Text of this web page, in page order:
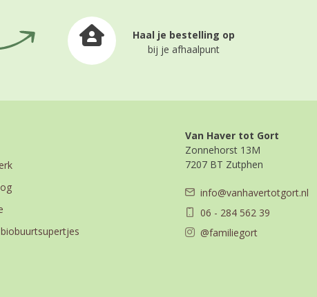
Haal je bestelling op
bij je afhaalpunt
Van Haver tot Gort
Zonnehorst 13M
7207 BT Zutphen
info@vanhavertotgort.nl
06 - 284 562 39
@familiegort